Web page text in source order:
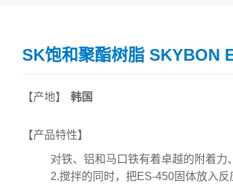
SK饱和聚酯树脂 SKYBON
【产地】 韩国
【产品特性】
对铁、铝和马口铁有着卓越的附着力
2.搅拌的同时，把ES-450固体放入反